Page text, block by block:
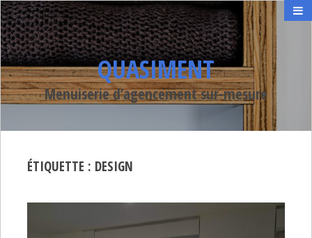
QUASIMENT
Menuiserie d’agencement sur-mesure
ÉTIQUETTE : DESIGN